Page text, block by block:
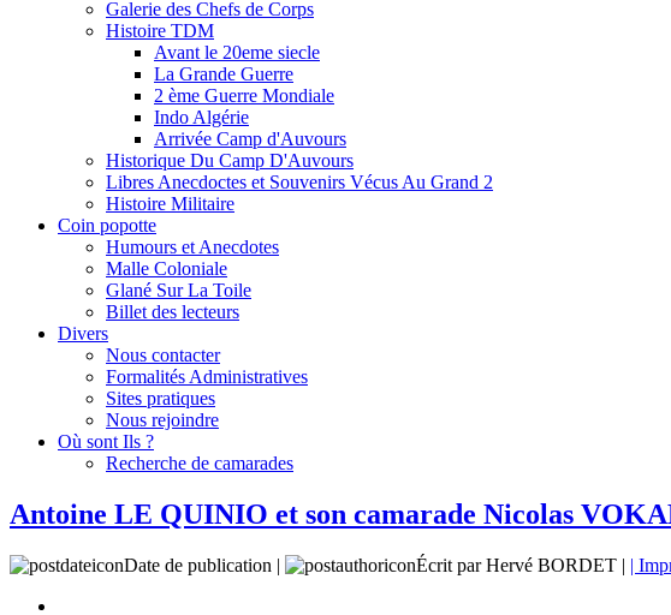
Galerie des Chefs de Corps
Histoire TDM
Avant le 20eme siecle
La Grande Guerre
2 ème Guerre Mondiale
Indo Algérie
Arrivée Camp d'Auvours
Historique Du Camp D'Auvours
Libres Anecdoctes et Souvenirs Vécus Au Grand 2
Histoire Militaire
Coin popotte
Humours et Anecdotes
Malle Coloniale
Glané Sur La Toile
Billet des lecteurs
Divers
Nous contacter
Formalités Administratives
Sites pratiques
Nous rejoindre
Où sont Ils ?
Recherche de camarades
Antoine LE QUINIO et son camarade Nicolas
Date de publication | Écrit par Hervé BORDET | |